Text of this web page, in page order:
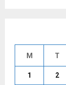
M T
1 2